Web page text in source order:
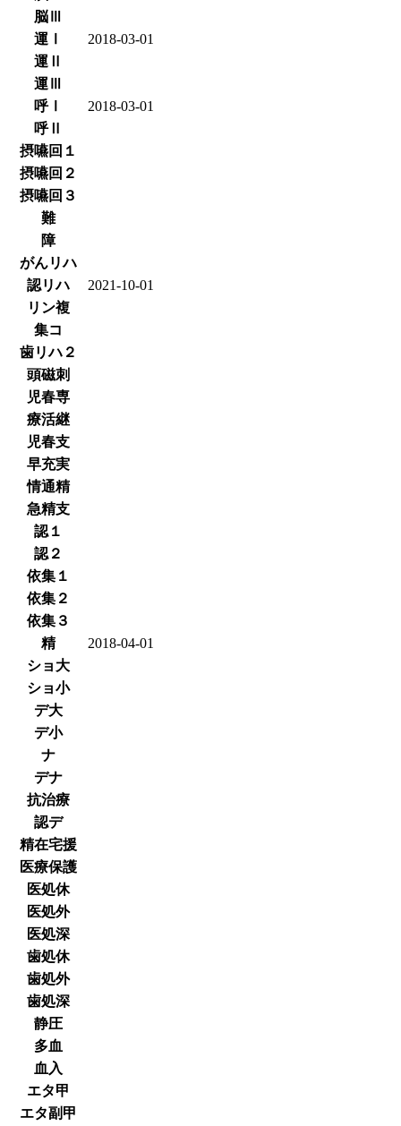
脳Ⅲ
運Ⅰ
2018-03-01
運Ⅱ
運Ⅲ
呼Ⅰ
2018-03-01
呼Ⅱ
摂嚥回１
摂嚥回２
摂嚥回３
難
障
がんリハ
認リハ
2021-10-01
リン複
集コ
歯リハ２
頭磁刺
児春専
療活継
児春支
早充実
情通精
急精支
認１
認２
依集１
依集２
依集３
精
2018-04-01
ショ大
ショ小
デ大
デ小
ナ
デナ
抗治療
認デ
精在宅援
医療保護
医処休
医処外
医処深
歯処休
歯処外
歯処深
静圧
多血
血入
エタ甲
エタ副甲